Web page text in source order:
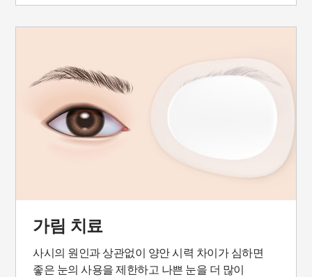
가림 치료
사시의 원인과 상관없이 양안 시력 차이가 심하면
좋은 눈의 사용을 제한하고 나쁜 눈을 더 많이